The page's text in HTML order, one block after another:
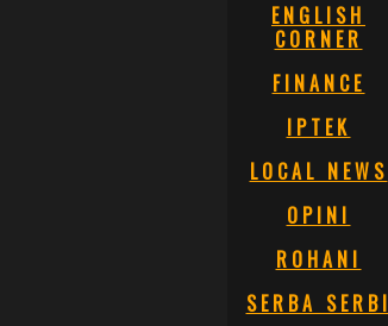
ENGLISH
CORNER
FINANCE
IPTEK
LOCAL NEWS
OPINI
ROHANI
SERBA SERBI